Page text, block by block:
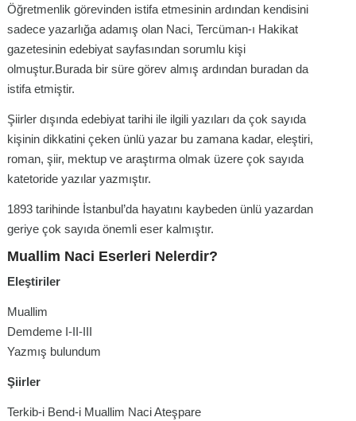
Öğretmenlik görevinden istifa etmesinin ardından kendisini
sadece yazarlığa adamış olan Naci, Tercüman-ı Hakikat
gazetesinin edebiyat sayfasından sorumlu kişi
olmuştur.Burada bir süre görev almış ardından buradan da
istifa etmiştir.
Şiirler dışında edebiyat tarihi ile ilgili yazıları da çok sayıda
kişinin dikkatini çeken ünlü yazar bu zamana kadar, eleştiri,
roman, şiir, mektup ve araştırma olmak üzere çok sayıda
katetoride yazılar yazmıştır.
1893 tarihinde İstanbul’da hayatını kaybeden ünlü yazardan
geriye çok sayıda önemli eser kalmıştır.
Muallim Naci Eserleri Nelerdir?
Eleştiriler
Muallim
Demdeme I-II-III
Yazmış bulundum
Şiirler
Terkib-i Bend-i Muallim Naci Ateşpare